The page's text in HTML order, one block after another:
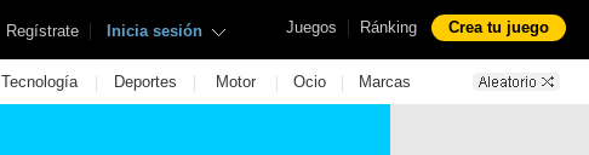
Juegos | Ránking Crea tu juego
Regístrate | Inicia sesión
Tecnología | Deportes | Motor | Ocio | Marcas